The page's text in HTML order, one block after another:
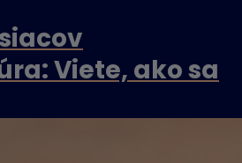
Viete, ako sa